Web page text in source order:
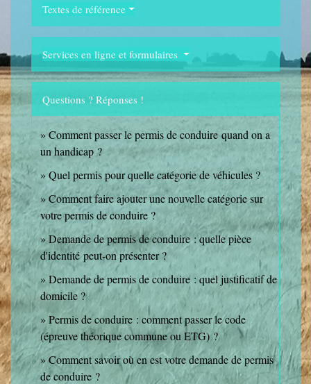
Textes de référence
Services en ligne et formulaires
Questions ? Réponses !
Comment passer le permis de conduire quand on a
un handicap ?
Quel permis pour quelle catégorie de véhicules ?
Comment faire ajouter une nouvelle catégorie sur
votre permis de conduire ?
Demande de permis de conduire : quelle pièce
d'identité peut-on présenter ?
Demande de permis de conduire : quel justificatif de
domicile ?
Permis de conduire : comment passer le code
(épreuve théorique commune ou ETG) ?
Comment savoir où en est votre demande de permis
de conduire ?